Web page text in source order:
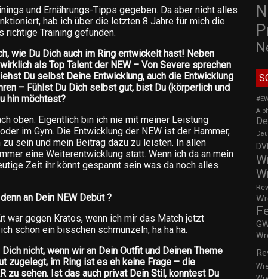
und Ernährungs-Tipps gegeben. Da aber nicht alles
hab ich über die letzten 8 Jahre für mich die
richtige Training gefunden.
wie Du Dich auch im Ring entwickelt hast! Neben
als Top Talent der NEW – Von Severe sprechen
Du selbst Deine Entwicklung, auch die Entwicklung
– Fühlst Du Dich selbst gut, bist Du (körperlich und
hin möchtest?
oben. Eigentlich bin ich nie mit meiner Leistung
im Gym. Die Entwicklung der NEW ist der Hammer,
sein und mein Beitrag dazu zu leisten. In allen
eine Weiterentwicklung statt. Wenn ich da an mein
Zeit ihr könnt gespannt sein was da noch alles
an Dein NEW Debüt ?
war gegen Kratos, wenn ich mir das Match jetzt
schon ein bisschen schmunzeln, ha ha ha.
nicht, wenn wir an Dein Outfit und Deinen Theme
zugelegt, im Ring ist es eh keine Frage – die
zu sehen. Ist das auch privat Dein Stil, konntest Du